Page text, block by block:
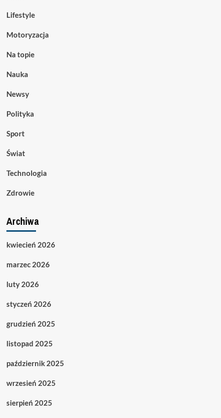
Lifestyle
Motoryzacja
Na topie
Nauka
Newsy
Polityka
Sport
Świat
Technologia
Zdrowie
Archiwa
kwiecień 2026
marzec 2026
luty 2026
styczeń 2026
grudzień 2025
listopad 2025
październik 2025
wrzesień 2025
sierpień 2025